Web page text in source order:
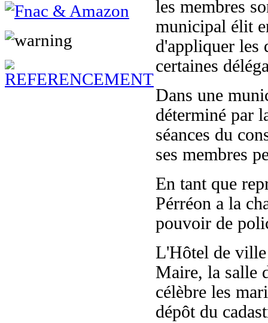
les membres
municipal élit
d'appliquer les
certaines
Dans une
déterminé par
séances du
ses membres
En tant que
Pérréon a la
pouvoir de
L'Hôtel de ville
Maire, la salle
célèbre les
dépôt du